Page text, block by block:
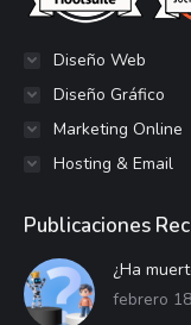
Diseño Web
Diseño Gráfico
Marketing Online
Hosting & Email
Publicaciones
¿Ha
febrero